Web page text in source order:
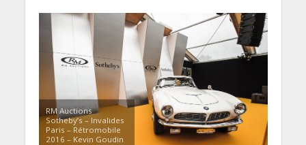
RM Auctions
Sotheby’s – Invalides
Paris – Rétromobile
2016 – Kevin Goudin